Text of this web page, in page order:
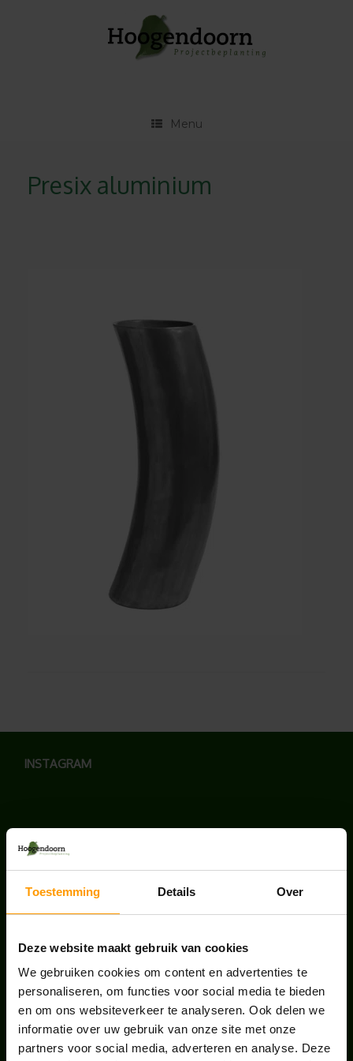
Toestemming Details Over
Deze website maakt gebruik van cookies
We gebruiken cookies om content en advertenties te
personaliseren, om functies voor social media te bieden
en om ons websiteverkeer te analyseren. Ook delen we
informatie over uw gebruik van onze site met onze
partners voor social media, adverteren en analyse. Deze
Menu
Presix aluminium
INSTAGRAM
LAATSTE NIEUWS
KANTOORPLANT VAN DE MAAND JUNI: DE
SCHEFFLERA